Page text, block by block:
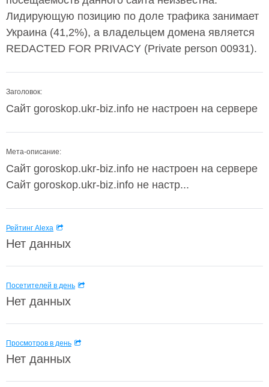
Лидирующую позицию по доле трафика занимает
Украина (41,2%), а владельцем домена является
REDACTED FOR PRIVACY (Private person 00931).
Заголовок:
Сайт goroskop.ukr-biz.info не настроен на сервере
Мета-описание:
Сайт goroskop.ukr-biz.info не настроен на сервере
Сайт goroskop.ukr-biz.info не настр...
Рейтинг Alexa
Нет данных
Посетителей в день
Нет данных
Просмотров в день
Нет данных